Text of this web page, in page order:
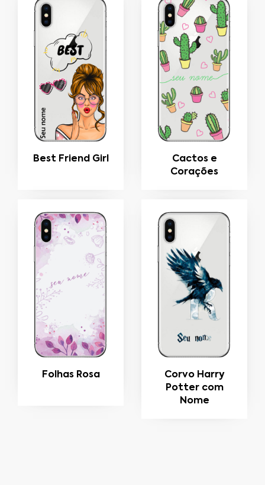
Best Friend Girl
Cactos e
Corações
Folhas Rosa
Corvo Harry
Potter com
Nome